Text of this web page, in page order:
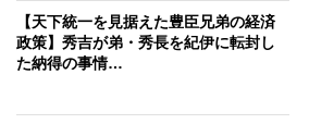
【天下統一を見据えた豊臣兄弟の経済
政策】秀吉が弟・秀長を紀伊に転封し
た納得の事情…